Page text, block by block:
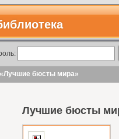
«Лучшие бюсты мира»
Лучшие бюсты